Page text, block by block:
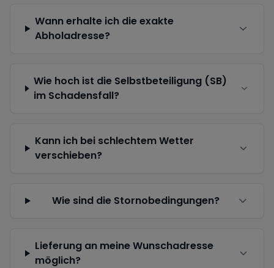
Wann erhalte ich die exakte
Abholadresse?
Wie hoch ist die Selbstbeteiligung (SB)
im Schadensfall?
Kann ich bei schlechtem Wetter
verschieben?
Wie sind die Stornobedingungen?
Lieferung an meine Wunschadresse
möglich?